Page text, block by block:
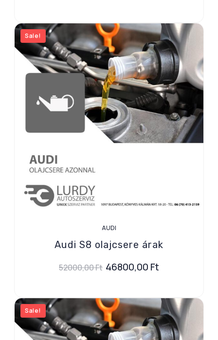
Sale!
AUDI
Audi S8 olajcsere árak
52000,00Ft 46800,00 Ft
Sale!